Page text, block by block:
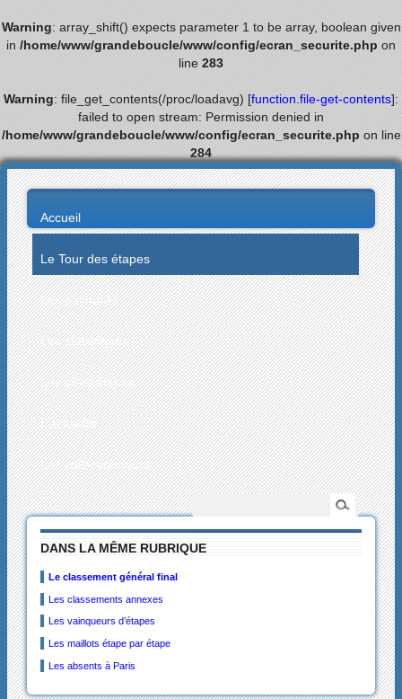
Warning: array_shift() expects parameter 1 to be array, boolean given
in /home/www/grandeboucle/www/config/ecran_securite.php on
line 283
Warning: file_get_contents(/proc/loadavg) [function.file-get-contents]:
failed to open stream: Permission denied in
/home/www/grandeboucle/www/config/ecran_securite.php on line
284
Accueil
Le Tour des étapes
Les palmarès
Les statistiques
Les villes étapes
L’actualité
Les collectionneurs
DANS LA MÊME RUBRIQUE
Le classement général final
Les classements annexes
Les vainqueurs d’étapes
Les maillots étape par étape
Les absents à Paris